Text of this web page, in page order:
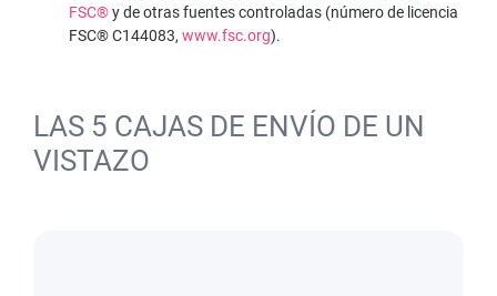
FSC®y de otras fuentes controladas (número de licencia
FSC® C144083, www.fsc.org).
LAS 5 CAJAS DE ENVÍO DE UN
VISTAZO